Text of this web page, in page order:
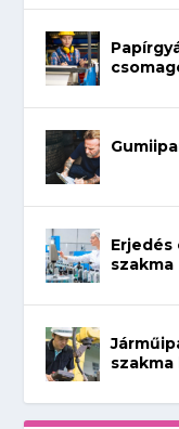
szakma
szakma